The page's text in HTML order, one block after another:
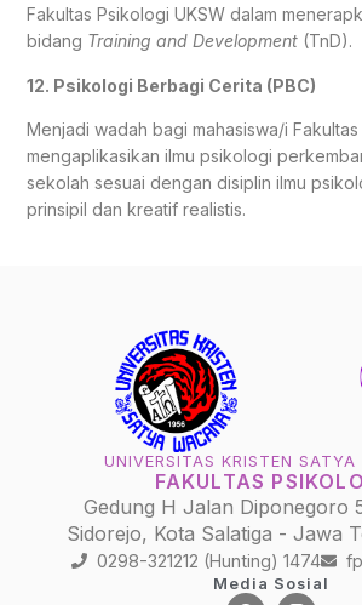
Fakultas Psikologi UKSW dalam
bidang Training and Development (TnD).
12. Psikologi Berbagi Cerita (PBC)
Menjadi wadah bagi mahasiswa/i
mengaplikasikan ilmu psikologi
sekolah sesuai dengan disiplin ilmu
prinsipil dan kreatif realistis.
UNIVERSITAS KRISTEN SATYA
FAKULTAS
Gedung H Jalan Diponegoro
Sidorejo, Kota Salatiga - Jawa
0298-321212 (Hunting) 1474
Media Sosial